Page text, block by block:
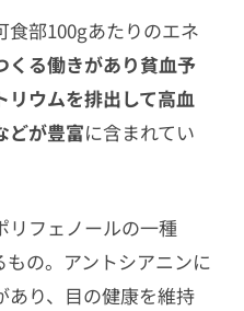
食部100gあたりのエネ
くる働きがあり貧血予
リウムを排出して高血
どが豊富に含まれてい
リフェノールの一種
もの。アントシアニンに
あり、目の健康を維持